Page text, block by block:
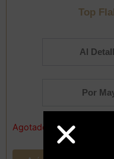
Top
Al
Por
Agotado